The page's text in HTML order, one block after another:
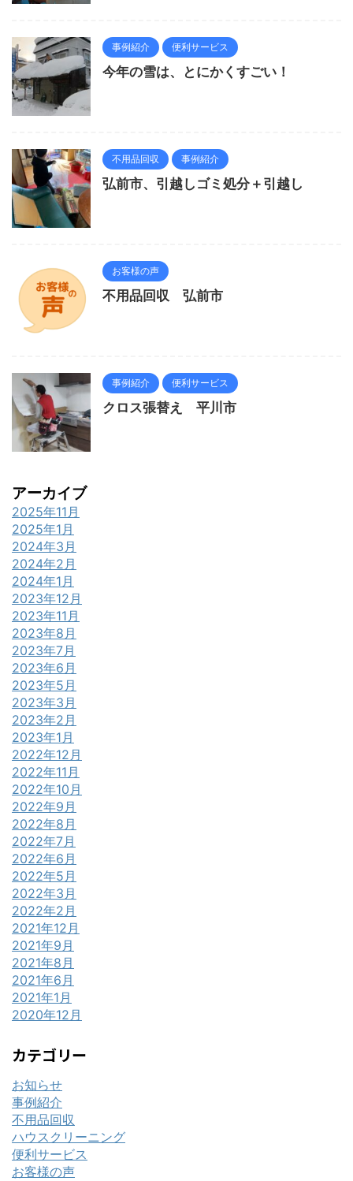
事例紹介 便利サービス
今年の雪は、とにかくすごい！
不用品回収 事例紹介
弘前市、引越しゴミ処分＋引越し
お客様の声
不用品回収 弘前市
事例紹介 便利サービス
クロス張替え 平川市
アーカイブ
2025年11月
2025年1月
2024年3月
2024年2月
2024年1月
2023年12月
2023年11月
2023年8月
2023年7月
2023年6月
2023年5月
2023年3月
2023年2月
2023年1月
2022年12月
2022年11月
2022年10月
2022年9月
2022年8月
2022年7月
2022年6月
2022年5月
2022年3月
2022年2月
2021年12月
2021年9月
2021年8月
2021年6月
2021年1月
2020年12月
カテゴリー
お知らせ
事例紹介
不用品回収
ハウスクリーニング
便利サービス
お客様の声